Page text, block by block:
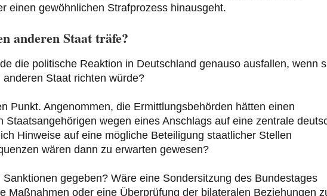
einen gewöhnlichen Strafprozess hinausgeht.
anderen Staat träfe?
die politische Reaktion in Deutschland genauso ausfallen, wenn
Staat richten würde?
Punkt. Angenommen, die Ermittlungsbehörden hätten einen
wegen eines Anschlags auf eine zentrale
Hinweise auf eine mögliche Beteiligung staatlicher Stellen
wären dann zu erwarten gewesen?
gegeben? Wäre eine Sondersitzung des Bundestages
Maßnahmen oder eine Überprüfung der bilateralen Beziehungen